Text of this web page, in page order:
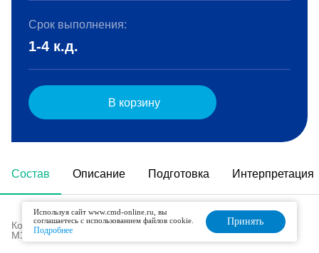
Состав Описание Подготовка Интерпретация
Код в номенклатуре медицинских услуг (Приказ
МЗ РФ № 804н от 13.10.2017 г):
B03.047.002
Срок выполнения:
1-4 к.д.
В корзину
Используя сайт www.cmd-online.ru, вы
соглашаетесь с использованием файлов cookie.
Подробнее
Принять